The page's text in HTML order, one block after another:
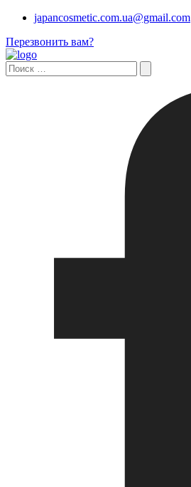
japancosmetic.com.ua@gmail.com
Перезвонить вам?